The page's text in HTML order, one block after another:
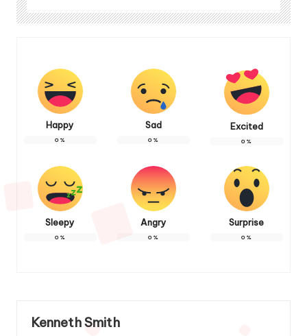
Happy
0%
Sad
0%
Excited
0%
Sleepy
0%
Angry
0%
Surprise
0%
Kenneth Smith